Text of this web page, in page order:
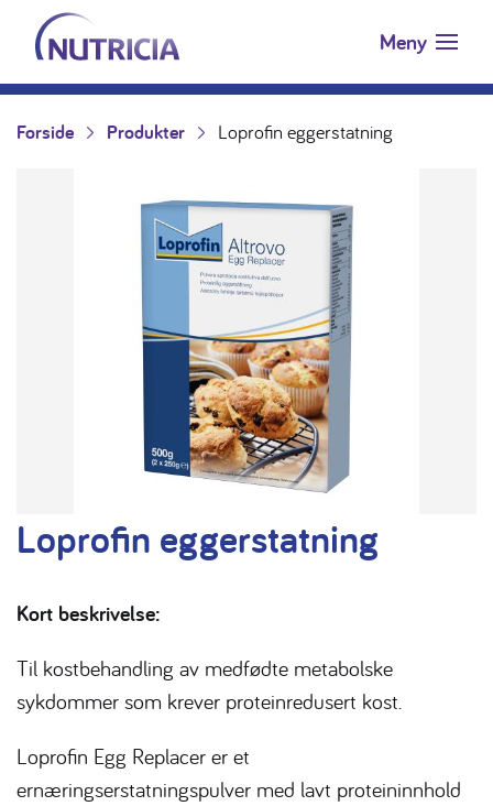
Hopp til innholdet
Nutricia.no Meny
Forside Produkter Loprofin eggerstatning
Loprofin eggerstatning
Kort beskrivelse:
Til kostbehandling av medfødte metabolske
sykdommer som krever proteinredusert kost.
Loprofin Egg Replacer er et
ernæringserstatningspulver med lavt proteininnhold